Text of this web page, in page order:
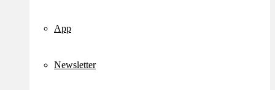
App
Newsletter